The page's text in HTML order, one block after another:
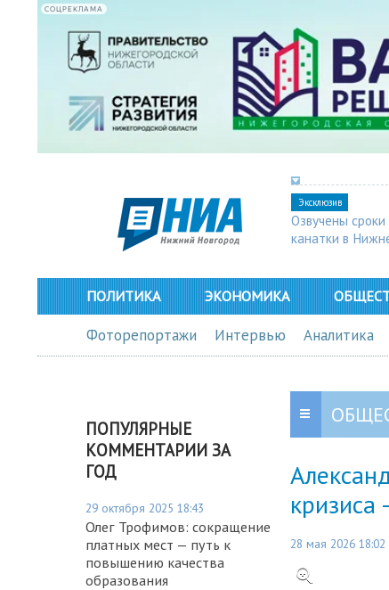
СОЦРЕКЛАМА
Эксклюзив
Озвучены сроки
канатки в
ПОЛИТИКА ЭКОНОМИКА
Фоторепортажи Интервью Аналитика
ПОПУЛЯРНЫЕ
КОММЕНТАРИИ ЗА
ГОД
29 октября 2025 18:43
Олег Трофимов: сокращение
платных мест — путь к
повышению качества
образования
28 мая 2026 18:02